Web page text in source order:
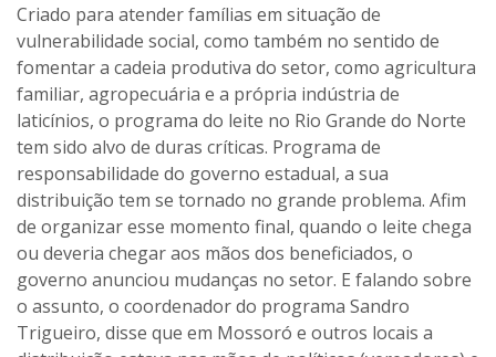
Criado para atender famílias em situação de
vulnerabilidade social, como também no sentido de
fomentar a cadeia produtiva do setor, como agricultura
familiar, agropecuária e a própria indústria de
laticínios, o programa do leite no Rio Grande do Norte
tem sido alvo de duras críticas. Programa de
responsabilidade do governo estadual, a sua
distribuição tem se tornado no grande problema. Afim
de organizar esse momento final, quando o leite chega
ou deveria chegar aos mãos dos beneficiados, o
governo anunciou mudanças no setor. E falando sobre
o assunto, o coordenador do programa Sandro
Trigueiro, disse que em Mossoró e outros locais a